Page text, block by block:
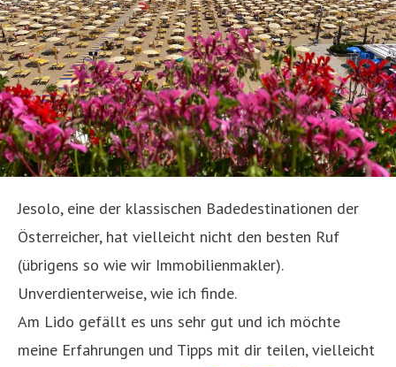
Jesolo, eine der klassischen Badedestinationen der
Österreicher, hat vielleicht nicht den besten Ruf
(übrigens so wie wir Immobilienmakler).
Unverdienterweise, wie ich finde.
Am Lido gefällt es uns sehr gut und ich möchte
meine Erfahrungen und Tipps mit dir teilen, vielleicht